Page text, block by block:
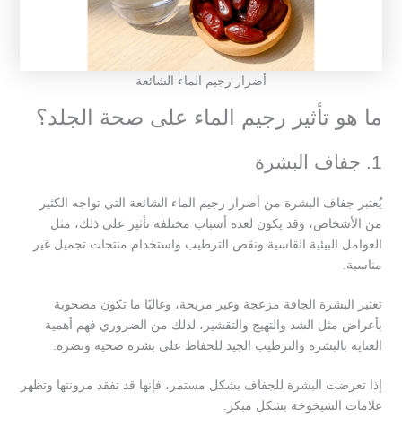
أضرار رجيم الماء الشائعة
ما هو تأثير رجيم الماء على صحة الجلد؟
1. جفاف البشرة
يُعتبر جفاف البشرة من أضرار رجيم الماء الشائعة التي تواجه الكثير
من الأشخاص، وقد يكون لعدة أسباب مختلفة تأثير على ذلك، مثل
العوامل البيئية القاسية ونقص الترطيب واستخدام منتجات تجميل غير
مناسبة.
تعتبر البشرة الجافة مزعجة وغير مريحة، وغالبًا ما تكون مصحوبة
بأعراض مثل الشد والتهيج والتقشير، لذلك من الضروري فهم أهمية
العناية بالبشرة والترطيب الجيد للحفاظ على بشرة صحية ونضرة.
إذا تعرضت البشرة للجفاف بشكل مستمر، فإنها قد تفقد مرونتها وتظهر
علامات الشيخوخة بشكل مبكر.